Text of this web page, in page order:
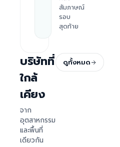
สัมภาษณ์
รอบ
สุดท้าย
บริษัทที่
ใกล้
เคียง
จาก
อุตสาหกรรม
และพื้นที่
เดียวกัน
ดูทั้งหมด